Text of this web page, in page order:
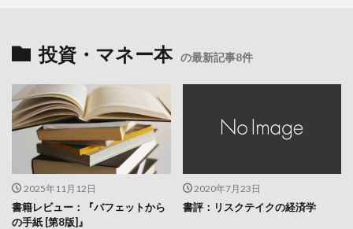
投資・マネー本 の最新記事8件
2025年11月12日
書籍レビュー：『バフェットから
の手紙 [第8版]』
2020年7月23日
書評：リスクテイクの経済学